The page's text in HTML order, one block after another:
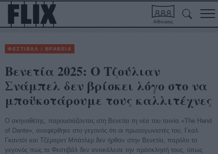
Αίθουσες
ΦΕΣΤΙΒΑΛ / ΒΡΑΒΕΙΑ
Βενετία 2025: Ο Τζούλιαν
Σνάμπελ δεν βρίσκει λόγο στο να
μποϋκοτάρουμε τους καλλιτέχνες
Ο σκηνοθέτης, παρουσιάζοντας στη Βενετία τη νέα του ταινία «The Hand
of Dante», αναφέρθηκε στο γεγονός ότι οι πρωταγωνιστές του, Γκαλ
Γκαντότ και Τζέραρντ Μπάτλερ δεν ήρθαν στην Βενετία, παρόλο το
γεγονός πως το Φεστιβάλ δεν ανακάλεσε την πρόσκλησή τους, όπως